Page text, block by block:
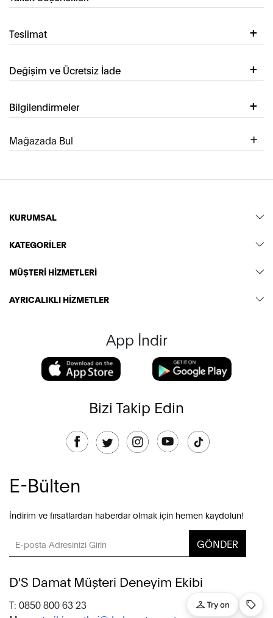
Teslimat
Değişim ve Ücretsiz İade
Bilgilendirmeler
Mağazada Bul
KURUMSAL
KATEGORİLER
MÜŞTERİ HİZMETLERİ
AYRICALIKLI HİZMETLER
App İndir
Bizi Takip Edin
E-Bülten
İndirim ve fırsatlardan haberdar olmak için hemen kaydolun!
GÖNDER
D'S Damat Müşteri Deneyim Ekibi
T: 0850 800 63 23